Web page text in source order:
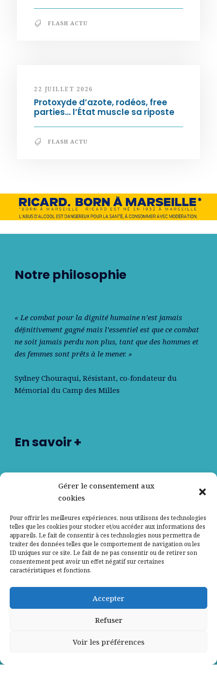
Gérer le consentement aux
cookies
Pour offrir les meilleures expériences, nous utilisons des technologies
telles que les cookies pour stocker et/ou accéder aux informations des
appareils. Le fait de consentir à ces technologies nous permettra de
traiter des données telles que le comportement de navigation ou les
ID uniques sur ce site. Le fait de ne pas consentir ou de retirer son
consentement peut avoir un effet négatif sur certaines
caractéristiques et fonctions.
Accepter
Refuser
Voir les préférences
FLASH ACTU
22 JUILLET 2026
Protoxyde d’azote, rodéos, free
parties… l’État muscle sa riposte
FLASH ACTU
Notre philosophie
« Le combat pour la dignité humaine n’est jamais
déﬁnitivement gagné mais l’essentiel est que ce combat
ne soit jamais perdu non plus, tant que des hommes et
des femmes sont prêts à le mener. »
Sydney Chouraqui, Résistant, co-fondateur du
Mémorial du Camp des Milles
En savoir +
Nos partenaires
Contactez-nous
Mentions légales